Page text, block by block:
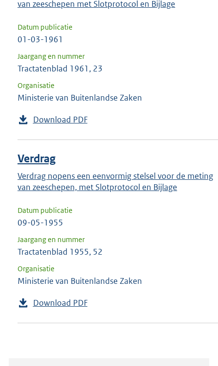
van zeeschepen met Slotprotocol en Bijlage
Datum publicatie
01-03-1961
Jaargang en nummer
Tractatenblad 1961, 23
Organisatie
Ministerie van Buitenlandse Zaken
Download PDF
Verdrag
Verdrag nopens een eenvormig stelsel voor de meting
van zeeschepen, met Slotprotocol en Bijlage
Datum publicatie
09-05-1955
Jaargang en nummer
Tractatenblad 1955, 52
Organisatie
Ministerie van Buitenlandse Zaken
Download PDF